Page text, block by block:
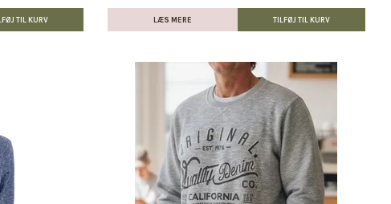
LÆS MERE